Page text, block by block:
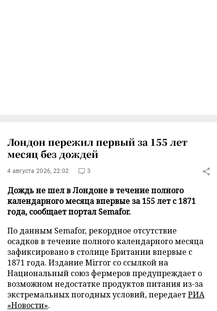
Лондон пережил первый за 155 лет
месяц без дождей
4 августа 2026, 22:02 3
Дождь не шел в Лондоне в течение полного
календарного месяца впервые за 155 лет с 1871
года, сообщает портал Semafor.
По данным Semafor, рекордное отсутствие
осадков в течение полного календарного месяца
зафиксировано в столице Британии впервые с
1871 года. Издание Mirror со ссылкой на
Национальный союз фермеров предупреждает о
возможном недостатке продуктов питания из-за
экстремальных погодных условий, передаетРИА
«Новости».